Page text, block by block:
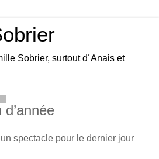
Sobrier, surtout d´Anais et
spectacle pour le dernier jour